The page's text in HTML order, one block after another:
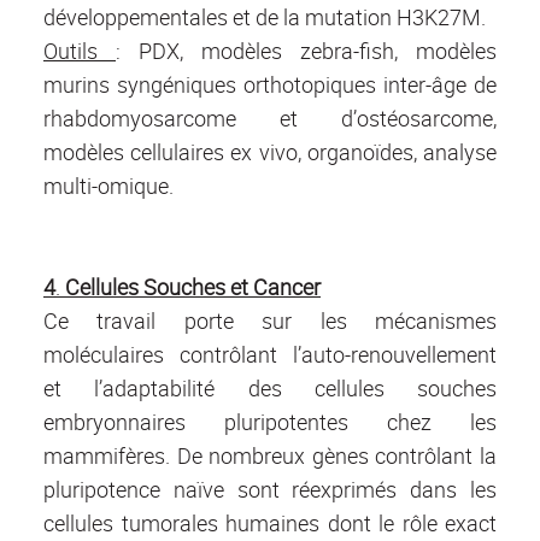
développementales et de la mutation H3K27M.
Outils : PDX, modèles zebra-fish, modèles
murins syngéniques orthotopiques inter-âge de
rhabdomyosarcome et d’ostéosarcome,
modèles cellulairesex vivo, organoïdes, analyse
multi-omique.
4. Cellules Souches et Cancer
Ce travail porte sur les mécanismes
moléculaires contrôlant l’auto-renouvellement
et l’adaptabilité des cellules souches
embryonnaires pluripotentes chez les
mammifères. De nombreux gènes contrôlant la
pluripotence naïve sont réexprimés dans les
cellules tumorales humaines dont le rôle exact